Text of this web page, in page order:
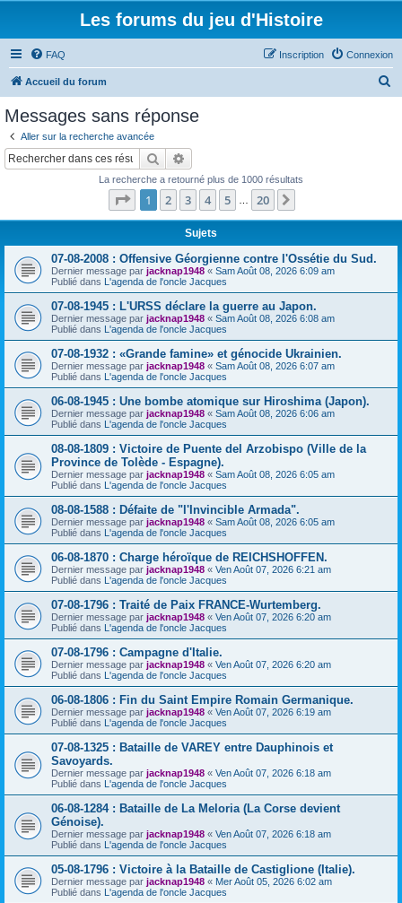
Les forums du jeu d'Histoire
FAQ Connexion
Inscription
Accueil du forum
Messages sans réponse
Aller sur la recherche avancée
Rechercher
La recherche a retourné plus de 1000 résultats
Page 1sur20
1 2 3 4 5 20
Sujets
07-08-2008 : Offensive Géorgienne contre l'Ossétie du Sud.
Dernier message par jacknap1948 « Sam Août 08, 2026 6:09 am
Publié dans L'agenda de l'oncle Jacques
07-08-1945 : L'URSS déclare la guerre au Japon.
Dernier message par jacknap1948 « Sam Août 08, 2026 6:08 am
Publié dans L'agenda de l'oncle Jacques
07-08-1932 : «Grande famine» et génocide Ukrainien.
Dernier message par jacknap1948 « Sam Août 08, 2026 6:07 am
Publié dans L'agenda de l'oncle Jacques
06-08-1945 : Une bombe atomique sur Hiroshima (Japon).
Dernier message par jacknap1948 « Sam Août 08, 2026 6:06 am
Publié dans L'agenda de l'oncle Jacques
08-08-1809 : Victoire de Puente del Arzobispo (Ville de la
Province de Tolède - Espagne).
Dernier message par jacknap1948 « Sam Août 08, 2026 6:05 am
Publié dans L'agenda de l'oncle Jacques
08-08-1588 : Défaite de "l'Invincible Armada".
Dernier message par jacknap1948 « Sam Août 08, 2026 6:05 am
Publié dans L'agenda de l'oncle Jacques
06-08-1870 : Charge héroïque de REICHSHOFFEN.
Dernier message par jacknap1948 « Ven Août 07, 2026 6:21 am
Publié dans L'agenda de l'oncle Jacques
07-08-1796 : Traité de Paix FRANCE-Wurtemberg.
Dernier message par jacknap1948 « Ven Août 07, 2026 6:20 am
Publié dans L'agenda de l'oncle Jacques
07-08-1796 : Campagne d'Italie.
Dernier message par jacknap1948 « Ven Août 07, 2026 6:20 am
Publié dans L'agenda de l'oncle Jacques
06-08-1806 : Fin du Saint Empire Romain Germanique.
Dernier message par jacknap1948 « Ven Août 07, 2026 6:19 am
Publié dans L'agenda de l'oncle Jacques
07-08-1325 : Bataille de VAREY entre Dauphinois et
Savoyards.
Dernier message par jacknap1948 « Ven Août 07, 2026 6:18 am
Publié dans L'agenda de l'oncle Jacques
06-08-1284 : Bataille de La Meloria (La Corse devient
Génoise).
Dernier message par jacknap1948 « Ven Août 07, 2026 6:18 am
Publié dans L'agenda de l'oncle Jacques
05-08-1796 : Victoire à la Bataille de Castiglione (Italie).
Dernier message par jacknap1948 « Mer Août 05, 2026 6:02 am
Publié dans L'agenda de l'oncle Jacques